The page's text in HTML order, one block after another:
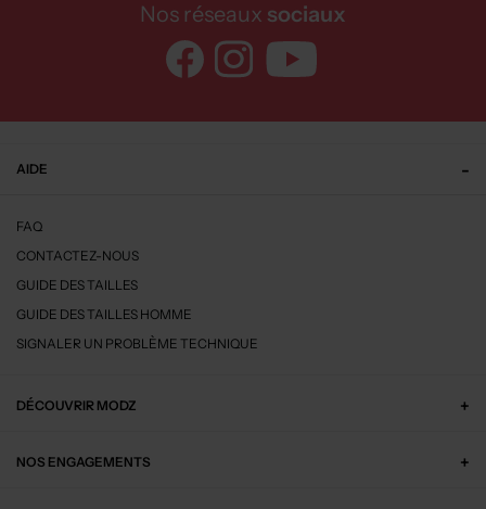
Nos réseaux sociaux
AIDE
FAQ
CONTACTEZ-NOUS
GUIDE DES TAILLES
GUIDE DES TAILLES HOMME
SIGNALER UN PROBLÈME TECHNIQUE
DÉCOUVRIR MODZ
NOS ENGAGEMENTS